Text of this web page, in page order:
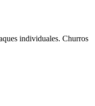
individuales. Churros